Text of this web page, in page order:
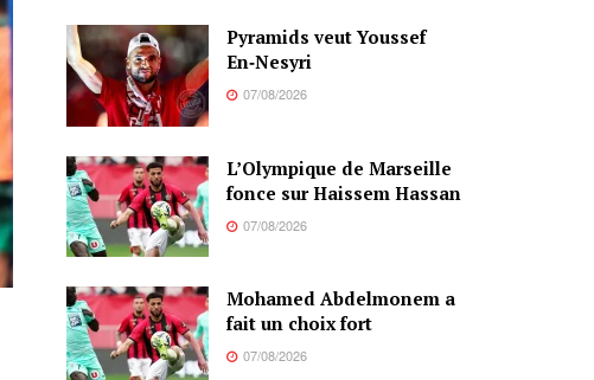
Pyramids veut Youssef
En‑Nesyri
07/08/2026
L’Olympique de Marseille
fonce sur Haissem Hassan
07/08/2026
Mohamed Abdelmonem a
fait un choix fort
07/08/2026